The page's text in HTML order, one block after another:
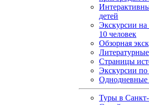
детей
Экскурсии на
10 человек
Обзорная
Страницы
Экскурсии
Однодневные
Туры в